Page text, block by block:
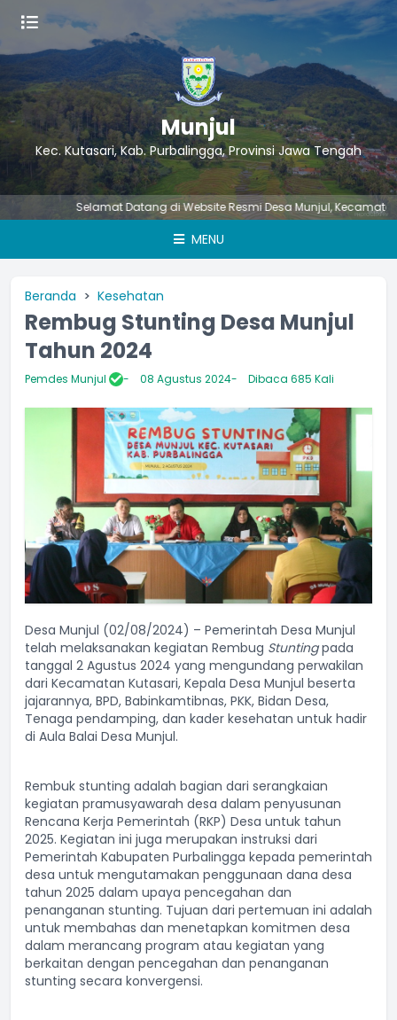
Munjul
Kec. Kutasari, Kab. Purbalingga, Provinsi Jawa Tengah
Selamat Datang di Website Resmi Desa Munjul, Kecamatan
MENU
Beranda Kesehatan
Rembug Stunting Desa Munjul
Tahun 2024
Pemdes Munjul 08 Agustus 2024 Dibaca 685 Kali
Desa Munjul (02/08/2024) – Pemerintah Desa Munjul
telah melaksanakan kegiatan Rembug Stuntingpada
tanggal 2 Agustus 2024 yang mengundang perwakilan
dari Kecamatan Kutasari, Kepala Desa Munjul beserta
jajarannya, BPD, Babinkamtibnas, PKK, Bidan Desa,
Tenaga pendamping, dan kader kesehatan untuk hadir
di Aula Balai Desa Munjul.
Rembuk stunting adalah bagian dari serangkaian
kegiatan pramusyawarah desa dalam penyusunan
Rencana Kerja Pemerintah (RKP) Desa untuk tahun
2025. Kegiatan ini juga merupakan instruksi dari
Pemerintah Kabupaten Purbalingga kepada pemerintah
desa untuk mengutamakan penggunaan dana desa
tahun 2025 dalam upaya pencegahan dan
penanganan stunting. Tujuan dari pertemuan ini adalah
untuk membahas dan menetapkan komitmen desa
dalam merancang program atau kegiatan yang
berkaitan dengan pencegahan dan penanganan
stunting secara konvergensi.